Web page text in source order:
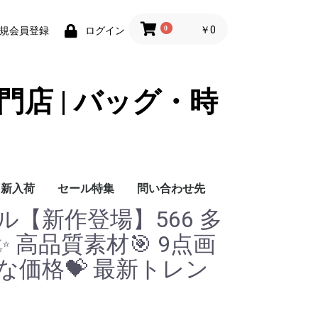
会員登録 ログイン 0 ￥0
店 | バッグ・時
新入荷 セール特集 問い合わせ先
問い合わせ先
【新作登場】566 多
高品質素材🎯 9点画
価格💝 最新トレン